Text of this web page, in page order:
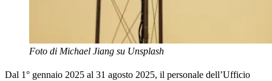
Foto di Michael Jiang su Unsplash
Dal 1° gennaio 2025 al 31 agosto 2025, il personale dell’Ufficio